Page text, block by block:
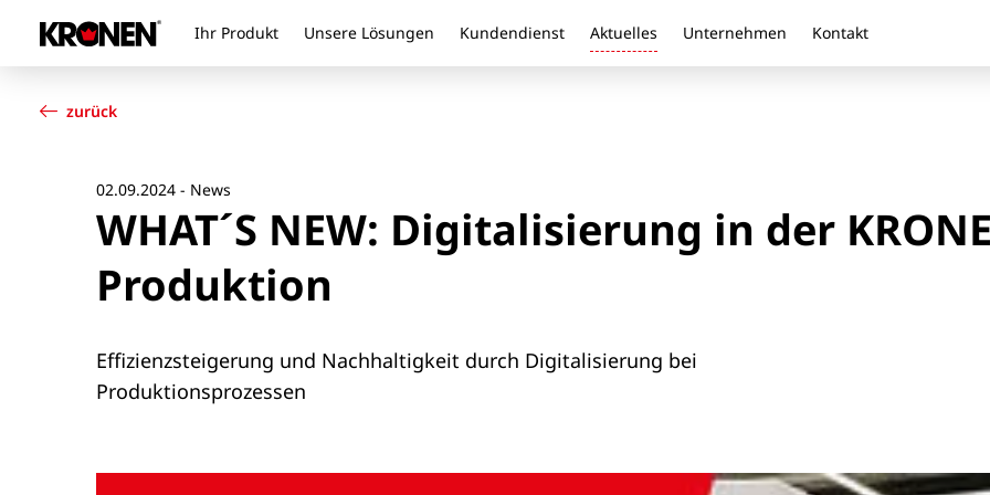
Ihr Produkt Unsere Lösungen Kundendienst Aktuelles Unternehmen Kontakt
Unsere Lösungen
Unternehmen
Kontakt
zurück
02.09.2024 - News
WHAT´S NEW: Digitalisierung in der
Produktion
Effizienzsteigerung und Nachhaltigkeit durch Digitalisierung bei
Produktionsprozessen